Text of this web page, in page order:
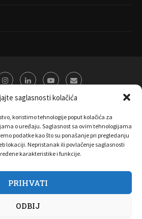
saglasnosti kolačića
koristimo tehnologije poput kolačića za
o uređaju. Saglasnost sa ovim tehnologijama
podatke kao što su ponašanje pri pregledanju
lokaciji. Nepristanak ili povlačenje saglasnosti
karakteristike i funkcije.
PRIHVATI
ODBIJ
Kontakt FAQ
Privatnost korisnika
korišćenja